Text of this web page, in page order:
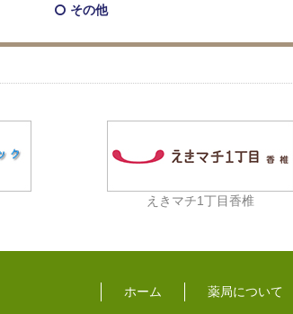
その他
えきマチ1丁目香椎
ホーム 薬局について